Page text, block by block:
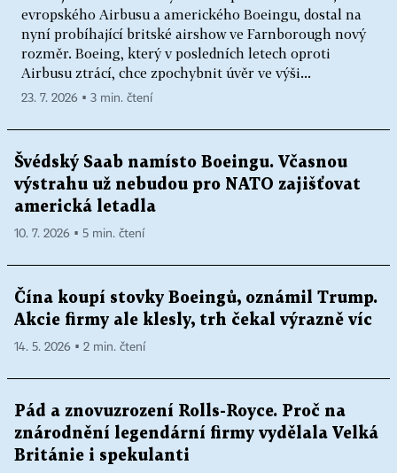
evropského Airbusu a amerického Boeingu, dostal na
nyní probíhající britské airshow ve Farnborough nový
rozměr. Boeing, který v posledních letech oproti
Airbusu ztrácí, chce zpochybnit úvěr ve výši...
23. 7. 2026 ▪ 3 min. čtení
Švédský Saab namísto Boeingu. Včasnou
výstrahu už nebudou pro NATO zajišťovat
americká letadla
10. 7. 2026 ▪ 5 min. čtení
Čína koupí stovky Boeingů, oznámil Trump.
Akcie firmy ale klesly, trh čekal výrazně víc
14. 5. 2026 ▪ 2 min. čtení
Pád a znovuzrození Rolls-Royce. Proč na
znárodnění legendární firmy vydělala Velká
Británie i spekulanti